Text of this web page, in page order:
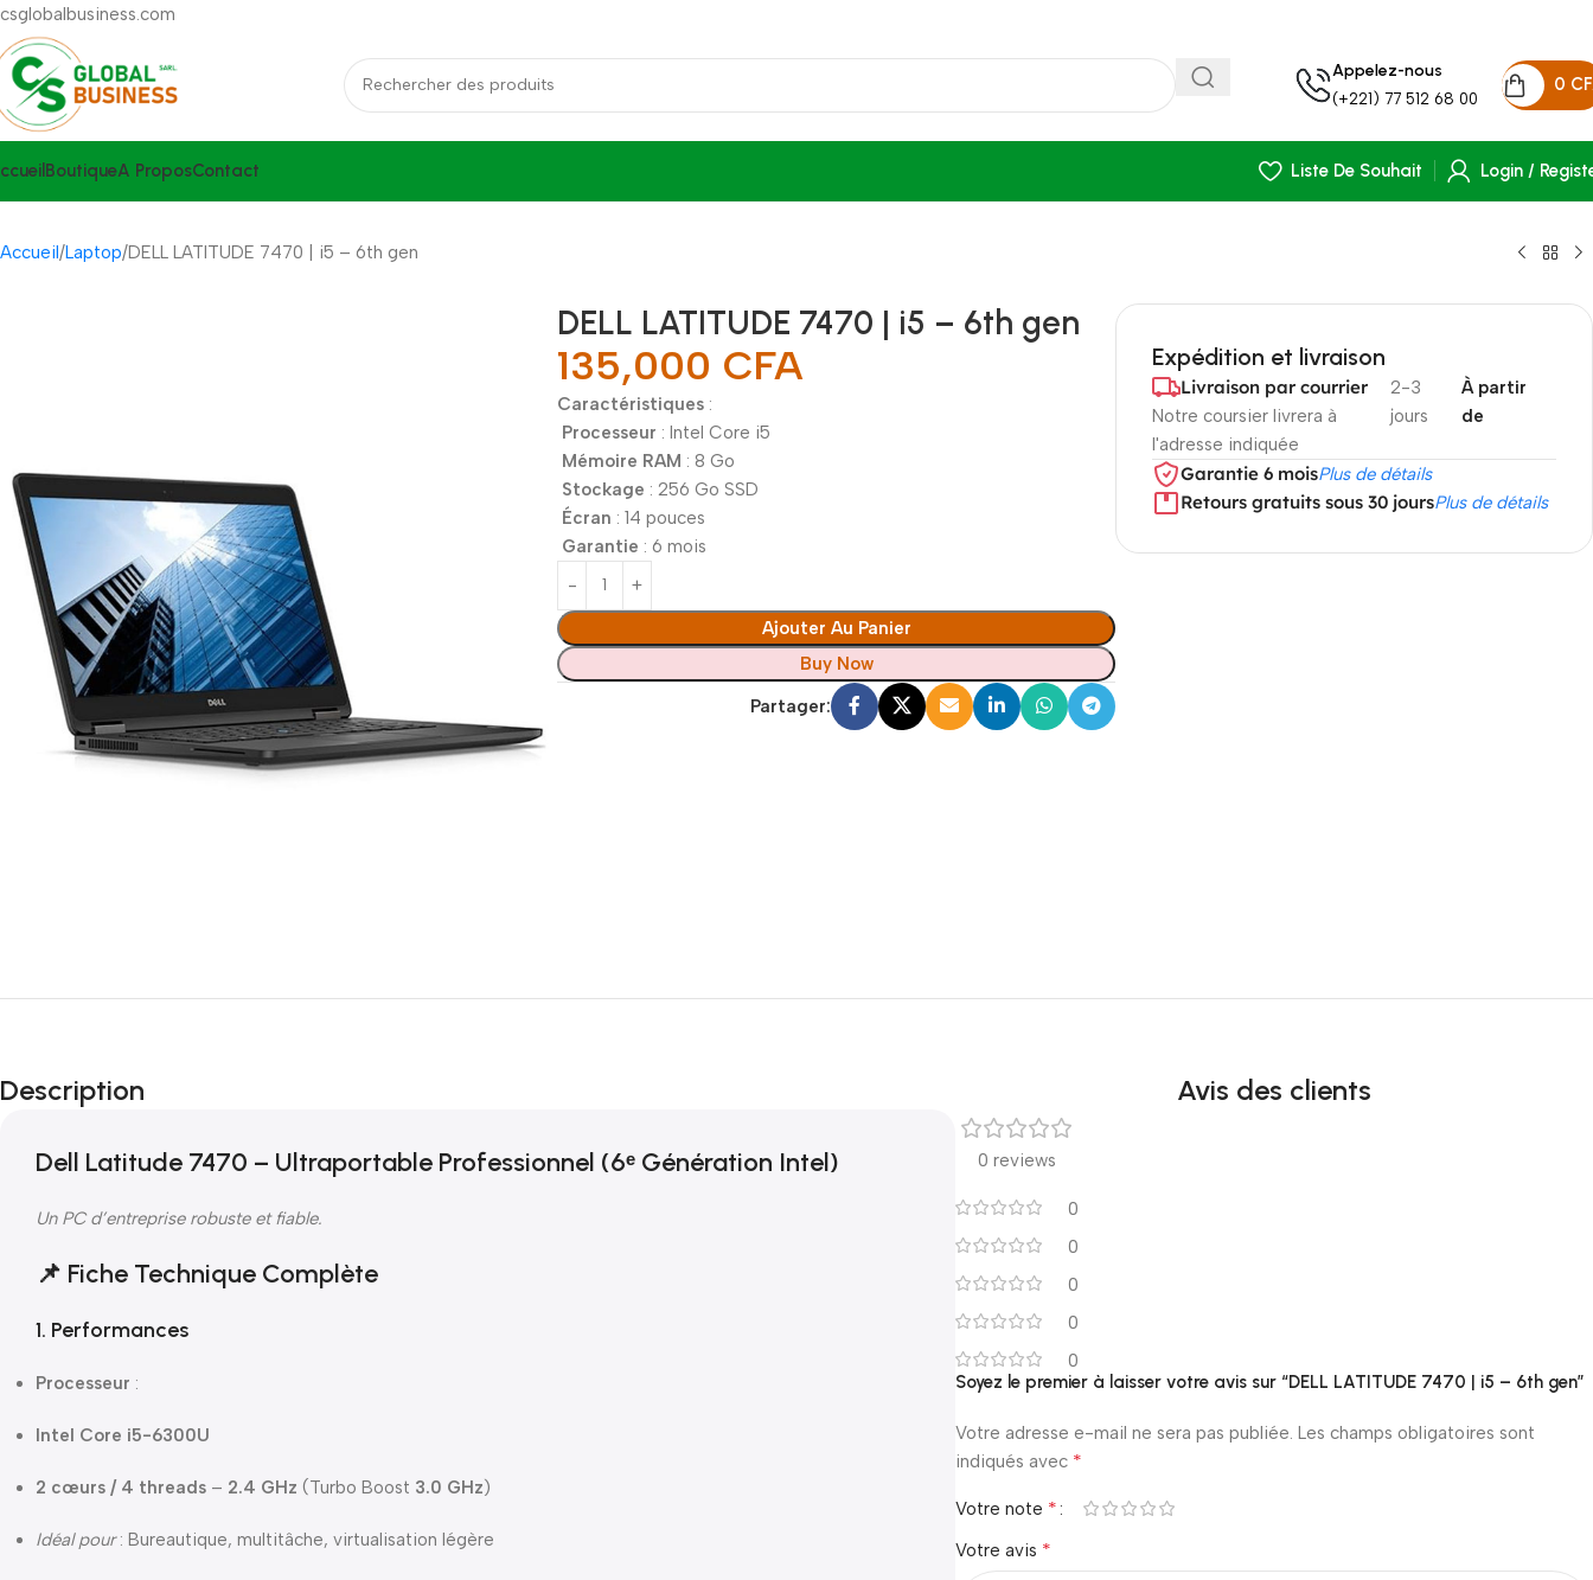
csglobalbusiness.com
Appelez-nous
(+221) 77 512 68 00
0
BoutiqueA ProposContact Liste De Souhait Login /
Accueil Laptop DELL LATITUDE 7470 | i5 – 6th gen
DELL LATITUDE 7470 | i5 – 6th gen
135,000 CFA
Caractéristiques :
Processeur : Intel Core i5
Mémoire RAM : 8 Go
Stockage : 256 Go SSD
Écran : 14 pouces
Garantie : 6 mois
Ajouter Au Panier
Buy Now
Partager:
Expédition et livraison
Livraison par courrier
Notre coursier livrera à
l'adresse indiquée
2-3
jours
À partir
de
Garantie 6 moisPlus de détails
Retours gratuits sous 30 joursPlus de détails
Description
Dell Latitude 7470 – Ultraportable Professionnel (6ᵉ Génération Intel)
Un PC d’entreprise robuste et fiable.
📌 Fiche Technique Complète
1. Performances
Processeur :
Intel Core i5-6300U
2 cœurs / 4 threads – 2.4 GHz (Turbo Boost 3.0 GHz)
Idéal pour: Bureautique, multitâche, virtualisation légère
Avis des clients
0 reviews
0
0
0
0
0
Soyez le premier à laisser votre avis sur “DELL LATITUDE 7470 | i5 – 6th gen”
Votre adresse e-mail ne sera pas publiée. Les champs obligatoires sont
indiqués avec *
Votre note *
Votre avis *